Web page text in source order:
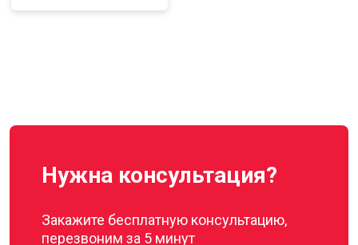
Нужна консультация?
Закажите бесплатную консультацию,
перезвоним за 5 минут